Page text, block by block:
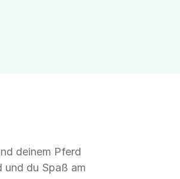
deinem Pferd
und du Spaß am